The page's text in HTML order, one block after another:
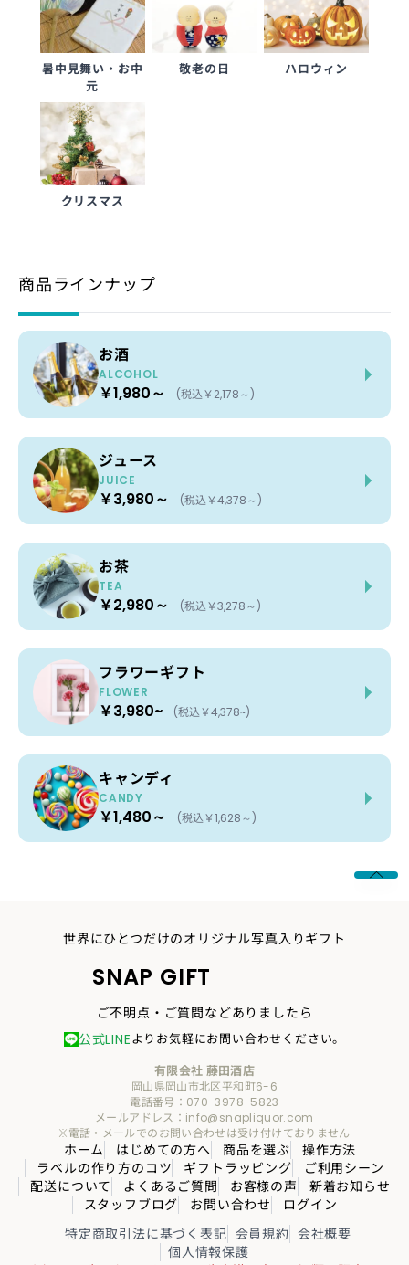
暑中見舞い・お中
元
敬老の日 ハロウィン
クリスマス
商品ラインナップ
お酒
ALCOHOL
￥1,980～ (税込￥2,178～)
ジュース
JUICE
￥3,980～ (税込￥4,378～)
お茶
TEA
￥2,980～ (税込￥3,278～)
フラワーギフト
FLOWER
￥3,980~ (税込￥4,378~)
キャンディ
CANDY
￥1,480～ (税込￥1,628～)
世界にひとつだけのオリジナル写真入りギフト
SNAP GIFT
ご不明点・ご質問などありましたら
公式LINEよりお気軽にお問い合わせください。
有限会社 藤田酒店
岡山県岡山市北区平和町6-6
電話番号：070-3978-5823
メールアドレス：info@snapliquor.com
※電話・メールでのお問い合わせは受け付けておりません
ホーム はじめての方へ 商品を選ぶ
操作方法
ラベルの作り方のコツ
ギフトラッピング
ご利用シーン
配送について
よくあるご質問 お客様の声
新着お知らせ
スタッフブログ
お問い合わせ
ログイン
特定商取引法に基づく表記 会員規約 会社概要
個人情報保護